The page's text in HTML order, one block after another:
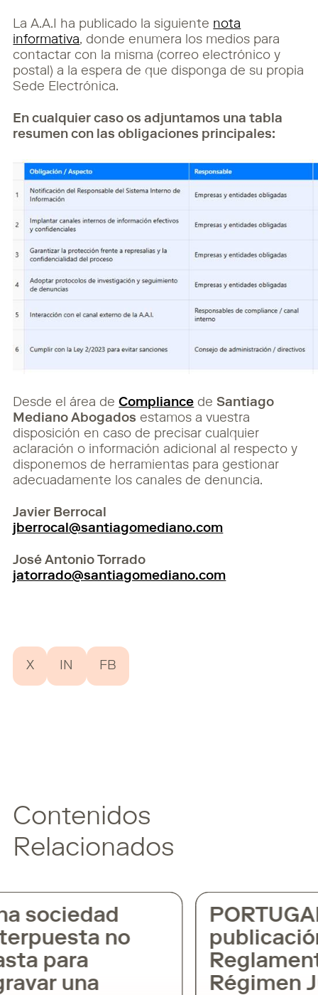
La A.A.I ha publicado la siguiente nota
informativa, donde enumera los medios para
contactar con la misma (correo electrónico y
postal) a la espera de que disponga de su propia
Sede Electrónica.
En cualquier caso os adjuntamos una tabla
resumen con las obligaciones principales:
Desde el área deCompliance deSantiago
Mediano Abogados estamos a vuestra
disposición en caso de precisar cualquier
aclaración o información adicional al respecto y
disponemos de herramientas para gestionar
adecuadamente los canales de denuncia.
Javier Berrocal
jberrocal@santiagomediano.com
José Antonio Torrado
jatorrado@santiagomediano.com
X IN FB
Contenidos
Relacionados
sociedad
no
para
una
Régimen